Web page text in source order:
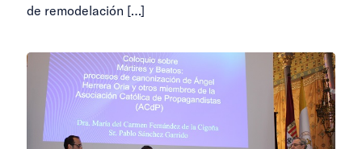
de remodelación […]